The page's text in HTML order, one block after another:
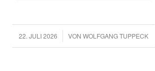
22. JULI 2026
/ VONWOLFGANG TUPPECK